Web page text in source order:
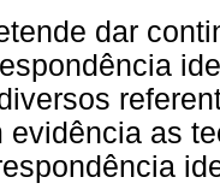
dar
evidência as